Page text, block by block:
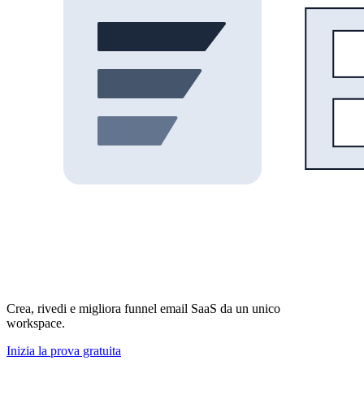
Crea, rivedi e migliora funnel email SaaS da un unico
workspace.
Inizia la prova gratuita